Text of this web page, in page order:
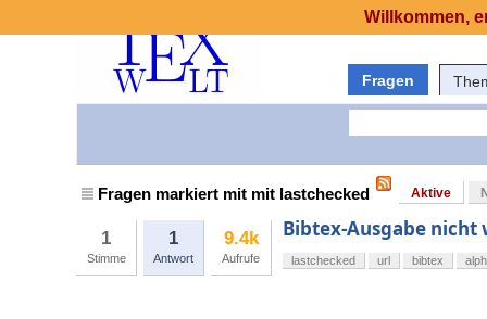
Fragen
Fragen markiert mit mit lastchecked Aktive
1
Stimme
1
Antwort
9.4k
Aufrufe
Bibtex-Ausgabe
lastchecked url bibtex
Willkommen,